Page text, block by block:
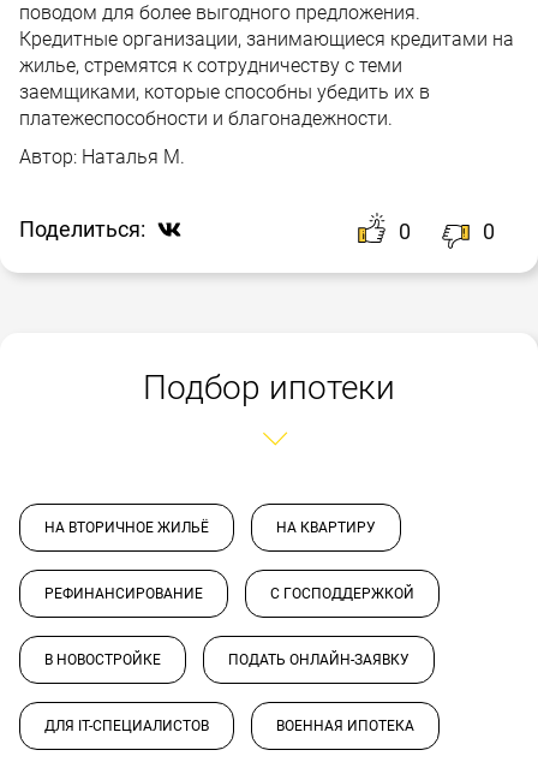
поводом для более выгодного предложения.
Кредитные организации, занимающиеся кредитами на
жилье, стремятся к сотрудничеству с теми
заемщиками, которые способны убедить их в
платежеспособности и благонадежности.
Автор: Наталья М.
Поделиться: 0 0
Подбор ипотеки
НА ВТОРИЧНОЕ ЖИЛЬЁ НА КВАРТИРУ
РЕФИНАНСИРОВАНИЕ С ГОСПОДДЕРЖКОЙ
В НОВОСТРОЙКЕ ПОДАТЬ ОНЛАЙН-ЗАЯВКУ
ДЛЯ IT-СПЕЦИАЛИСТОВ ВОЕННАЯ ИПОТЕКА